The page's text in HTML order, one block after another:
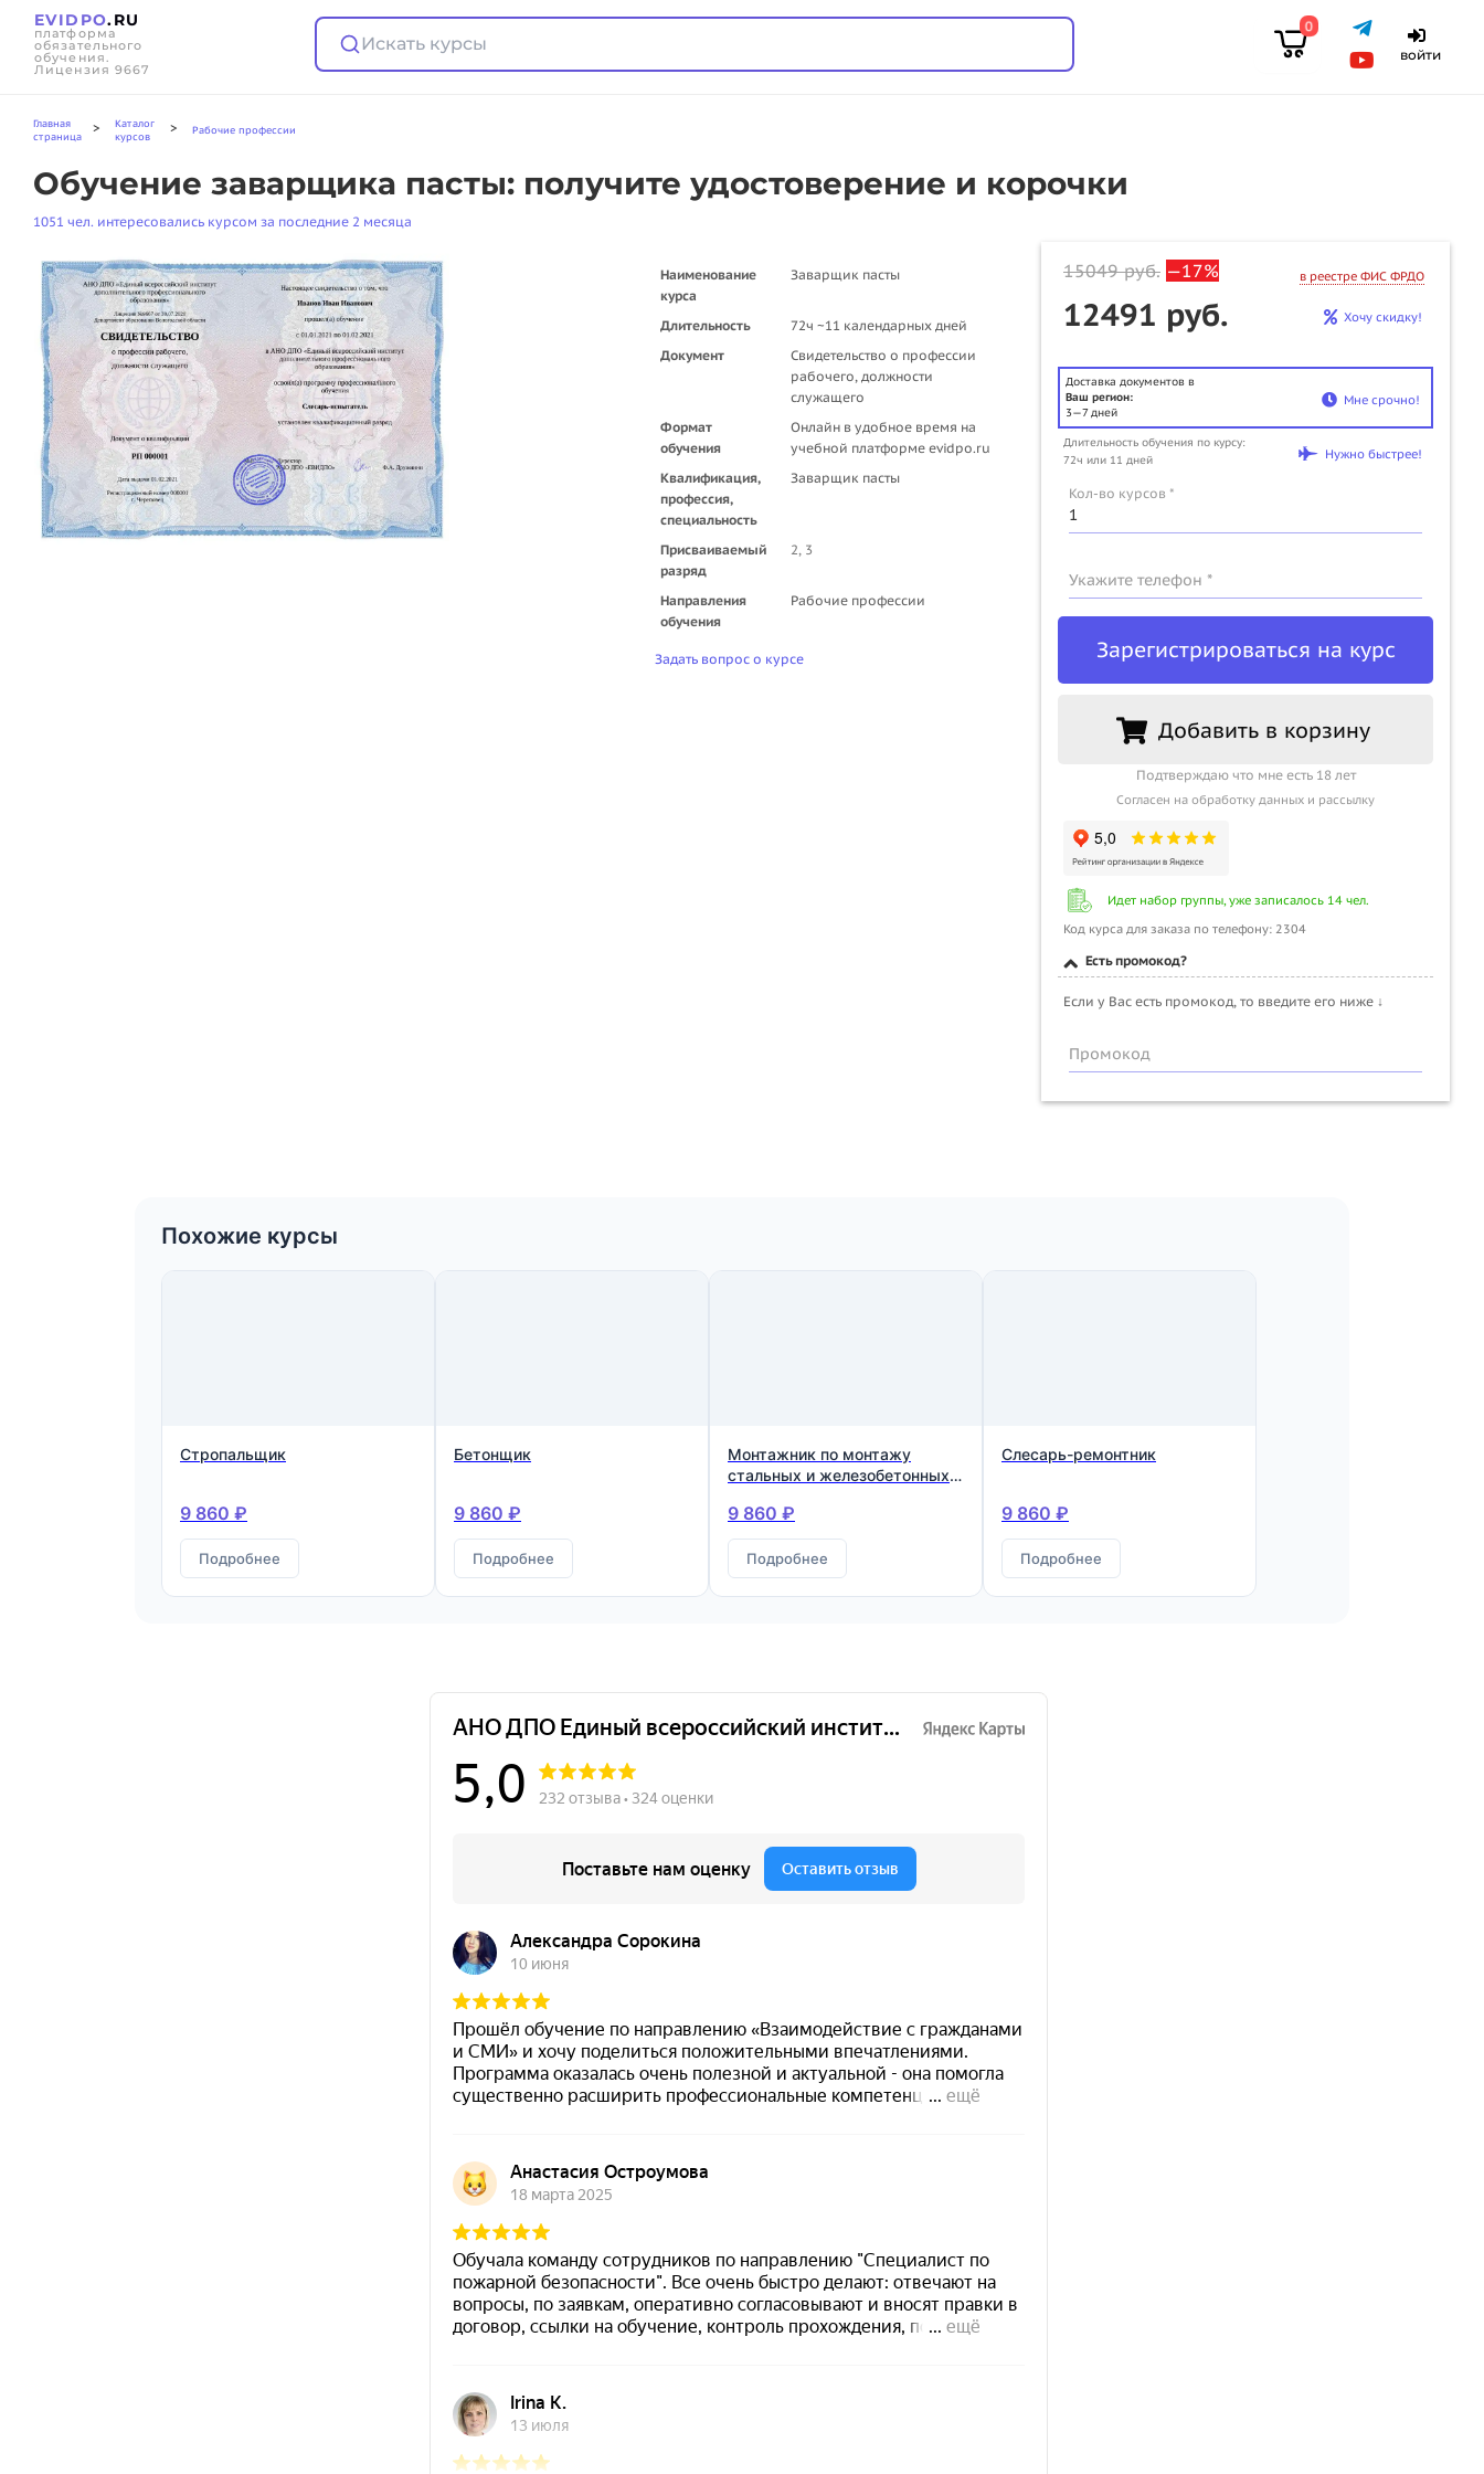
EVIDPO.RU
платформа
обязательного
обучения.
Лицензия 9667
Искать курсы
0
войти
Главная
страница
>
Каталог
курсов
> Рабочие профессии
Обучение заварщика пасты: получите удостоверение и корочки
1051 чел. интересовались курсом за последние 2 месяца
Наименование
курса
Заварщик пасты
Длительность
72ч ~11 календарных дней
Документ
Свидетельство о профессии
рабочего, должности
служащего
Формат
обучения
Онлайн в удобное время на
учебной платформе evidpo.ru
Квалификация,
профессия,
специальность
Заварщик пасты
Присваиваемый
разряд
2, 3
Направления
обучения
Рабочие профессии
Задать вопрос о курсе
15049руб. —17% в реестре ФИС ФРДО
12491 руб. Хочу скидку!
Доставка документов в
Ваш регион:
3—7 дней
Мне срочно!
Длительность обучения по курсу:
72ч или 11 дней
Нужно быстрее!
Кол-во курсов *
Укажите телефон *
Зарегистрироваться на курс
Добавить в корзину
Подтверждаю что мне есть 18 лет
Согласен на обработку данных и рассылку
Идет набор группы, уже записалось 14 чел.
Код курса для заказа по телефону: 2304
Есть промокод?
Если у Вас есть промокод, то введите его ниже ↓
Промокод
Похожие курсы
Стропальщик
9 860 ₽
Подробнее
Бетонщик
9 860 ₽
Подробнее
Монтажник по монтажу
стальных и железобетонных
9 860 ₽
Подробнее
Слесарь-ремонтник
9 860 ₽
Подробнее